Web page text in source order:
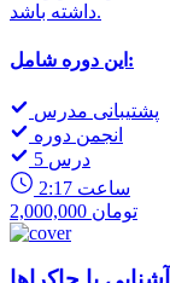
داشته باشد.
این دوره شامل:
پشتیبانی مدرس
انجمن دوره
5 درس
2:17 ساعت
2,000,000 تومان